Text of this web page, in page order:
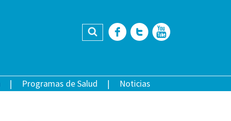
Buscar Facebook
Twitter
Programas de Salud Noticias